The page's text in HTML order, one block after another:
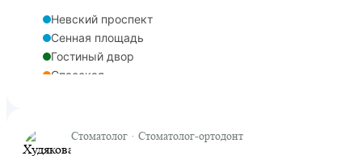
Невский проспект
Сенная площадь
Гостиный двор
Спасская
Стоматолог · Стоматолог-ортодонт